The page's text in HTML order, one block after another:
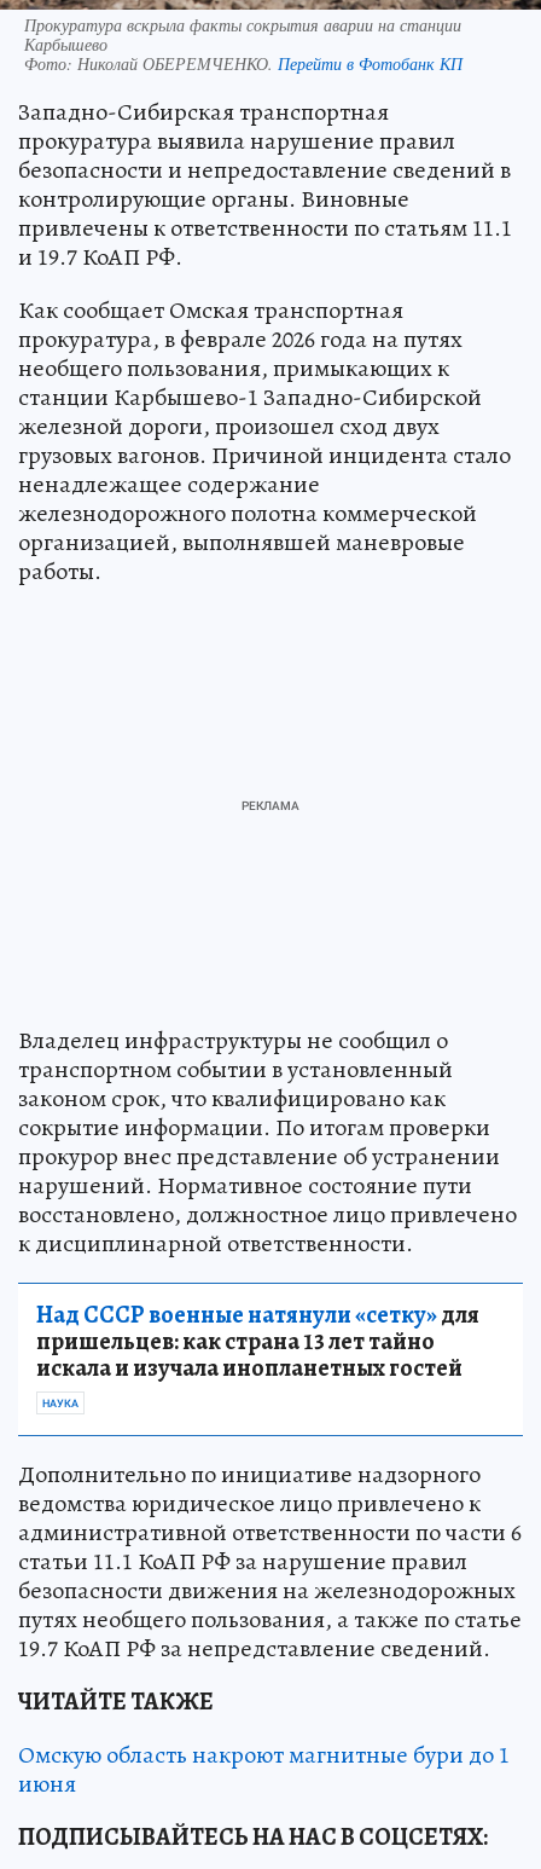
Прокуратура вскрыла факты сокрытия аварии на станции
Карбышево
Фото: Николай ОБЕРЕМЧЕНКО. Перейти в Фотобанк КП
Западно-Сибирская транспортная
прокуратура выявила нарушение правил
безопасности и непредоставление сведений в
контролирующие органы. Виновные
привлечены к ответственности по статьям 11.1
и 19.7 КоАП РФ.
Как сообщает Омская транспортная
прокуратура, в феврале 2026 года на путях
необщего пользования, примыкающих к
станции Карбышево-1 Западно-Сибирской
железной дороги, произошел сход двух
грузовых вагонов. Причиной инцидента стало
ненадлежащее содержание
железнодорожного полотна коммерческой
организацией, выполнявшей маневровые
работы.
Владелец инфраструктуры не сообщил о
транспортном событии в установленный
законом срок, что квалифицировано как
сокрытие информации. По итогам проверки
прокурор внес представление об устранении
нарушений. Нормативное состояние пути
восстановлено, должностное лицо привлечено
к дисциплинарной ответственности.
Над СССР военные натянули «сетку»для
пришельцев: как страна 13 лет тайно
искала и изучала инопланетных гостей
НАУКА
Дополнительно по инициативе надзорного
ведомства юридическое лицо привлечено к
административной ответственности по части 6
статьи 11.1 КоАП РФ за нарушение правил
безопасности движения на железнодорожных
путях необщего пользования, а также по статье
19.7 КоАП РФ за непредставление сведений.
ЧИТАЙТЕ ТАКЖЕ
Омскую область накроют магнитные бури до 1
июня
ПОДПИСЫВАЙТЕСЬ НА НАС В СОЦСЕТЯХ: